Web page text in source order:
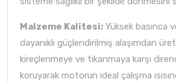
Malzeme Kalitesi: Yüksek basınca
dayanıklı güçlendirilmiş alaşımdan
kireçlenmeye ve tıkanmaya karşı
koruyarak motorun ideal çalışma